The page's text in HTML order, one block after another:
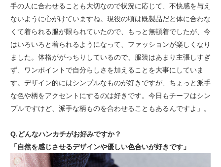
手の人に合わせることも大切なので状況に応じて、不快感を与え
ないように心がけていますね。現役の頃は既製品だと体に合わな
くて着られる服が限られていたので、もっと無頓着でしたが、今
はいろいろと着られるようになって、ファッションが楽しくなり
ました。体格ががっちりしているので、服装はあまり主張しすぎ
ず、ワンポイントで自分らしさを加えることを大事にしていま
す。デザイン的にはシンプルなものが好きですが、ちょっと派手
な色や柄をアクセントにするのは好きです。今日もチーフはシン
プルですけど、派手な柄ものを合わせることもあるんですよ」。
Q.どんなハンカチがお好みですか？
「自然を感じさせるデザインや優しい色合いが好きです」